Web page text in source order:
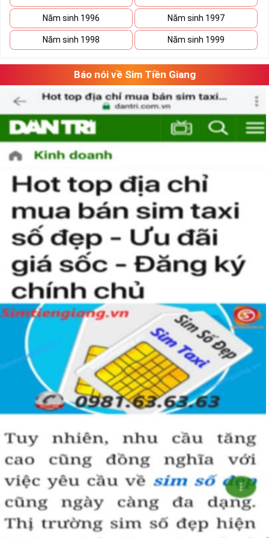
Phương pháp chọn sim số đẹp lục qúy 8
“Số có nghĩa – Người có mệnh”, lựa chọnsim số đẹp
tứ quý cần căn
cứ vào vận mệnh của mỗi người. Lựa chọn sim số đẹp hợp mệnh
không chỉ mang lại nhiều may mắn và tài lộc cho chủ sim mà nó
còn thể hiện được nhiều phong cách làm việc chuyên nghiệp của
người sử dụng.
Theo ngũ hành sinh khắc, con số 8 là con số cát của mệnh Thổ.
Người mệnh này sử dụng sim điện thoại chứa số 8 sẽ mang lại
nhiều may mắn và tài lộc.
Ngoài ra khi lựa chọn sim số đẹp chúng ta nên chọn dãy số âm
dương hài hòa và có tổng số nút cao, như vậy việc làm ăn sẽ gặp
nhiều thuận lợi và suôn sẻ hơn.
Hãy lựa chọn sim lục quý 8 hợp phong thủy và vận mệnh để đem
đến vượng khí và may mắn trong công danh, sự nghiệp.
Hướng dẫn mua Sim Lục Quý 8 tại
Simtiengiang.vn.
Sim Tiền Giang là đơn vị cung cấp sim số đẹp lục quý 8, sim giá rẻ
uy tín chất lượng.
Chọn mua sim số đẹp thường mất nhiều thời gian ở khoản lựa số,
một số phải vừa đẹp, vừa tốt về phong thủy thì mới là sim hoàn
hảo. Vậy phải làm sao?
- Cách nhanh nhất để chọn mua được sim lục quý 8 là bạn vào
đầu trang chủ. Đây là danh sách sim được đại lý giảm giá vì một số
lý do nên bạn có thể chọn mua được số đẹp lại có giá cực rẻ nữa.
Ngoài ra quý khách chưa ưng ý về sim luc quy 8 có cũng thể tham
khảo thêm Sim Vinaphone,Sim Gmobile, Sim Lục Quý,Sim Lục Quý
Năm sinh 1996 Năm sinh 1997
Năm sinh 1998 Năm sinh 1999
Báo nói về Sim Tiền Giang